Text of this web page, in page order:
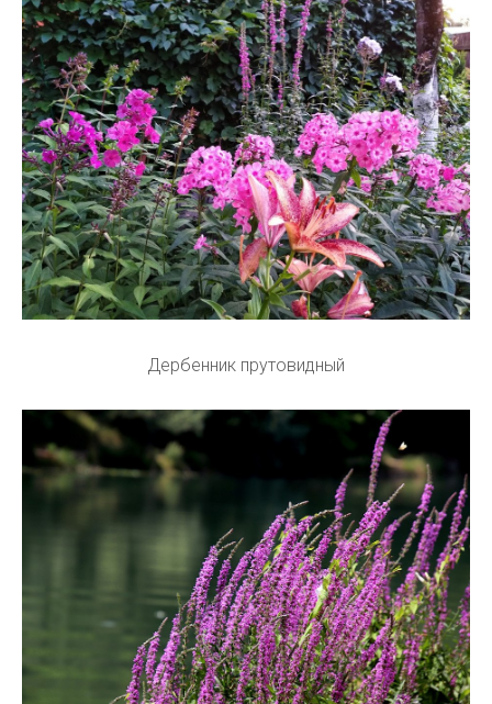
Дербенник прутовидный